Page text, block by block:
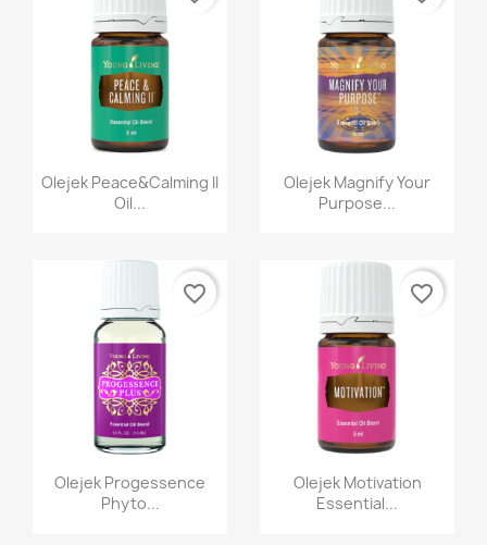
Szybki podgląd
Olejek Peace&Calming II
Oil...
Szybki podgląd
Olejek Magnify Your
Purpose...
Szybki podgląd
Olejek Progessence
Phyto...
favorite_border
Szybki podgląd
Olejek Motivation
Essential...
favorite_border